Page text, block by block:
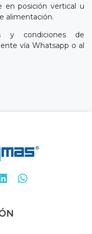
en posición vertical u
alimentación.
y condiciones de
vía Whatsapp o al